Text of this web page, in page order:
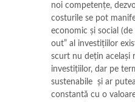
noi competențe,
costurile se pot
economic și social
out” al investițiilor
scurt nu dețin același
investițiilor, dar pe
sustenabile și ar
constantă cu o